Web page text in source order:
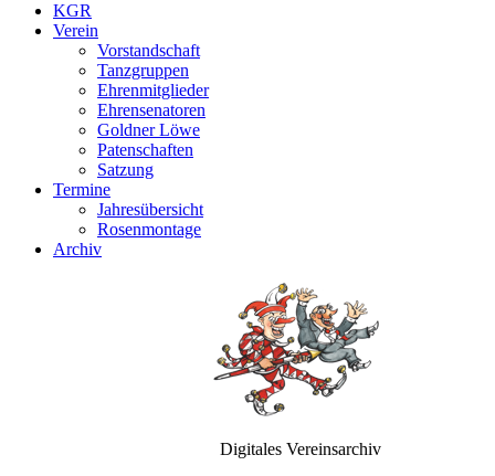
KGR
Verein
Vorstandschaft
Tanzgruppen
Ehrenmitglieder
Ehrensenatoren
Goldner Löwe
Patenschaften
Satzung
Termine
Jahresübersicht
Rosenmontage
Archiv
Digitales Vereinsarchiv